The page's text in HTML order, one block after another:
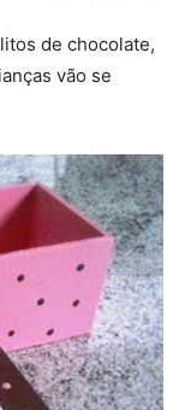
de chocolate,
vão se